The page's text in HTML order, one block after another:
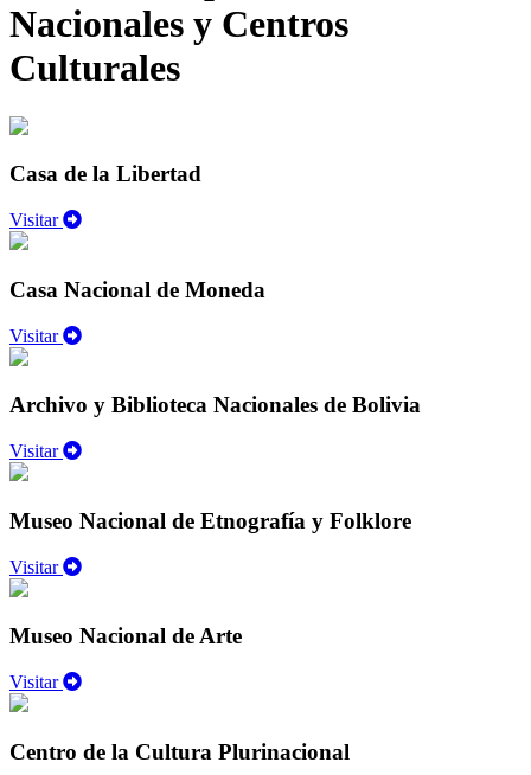
Nacionales y Centros
Culturales
Casa de la Libertad
Visitar
Casa Nacional de Moneda
Visitar
Archivo y Biblioteca Nacionales de Bolivia
Visitar
Museo Nacional de Etnografía y Folklore
Visitar
Museo Nacional de Arte
Visitar
Centro de la Cultura Plurinacional